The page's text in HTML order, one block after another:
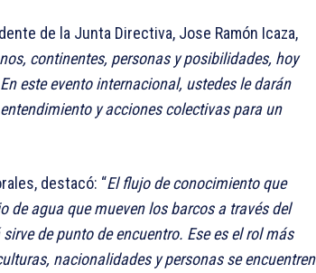
de la Junta Directiva, Jose Ramón Icaza,
continentes, personas y posibilidades, hoy
este evento internacional, ustedes le darán
y acciones colectivas para un
destacó: “El flujo de conocimiento que
de agua que mueven los barcos a través del
de punto de encuentro. Ese es el rol más
nacionalidades y personas se encuentren